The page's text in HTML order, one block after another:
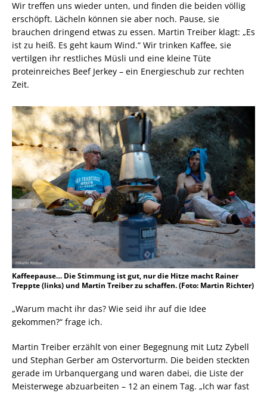
Wir treffen uns wieder unten, und finden die beiden völlig
erschöpft. Lächeln können sie aber noch. Pause, sie
brauchen dringend etwas zu essen. Martin Treiber klagt: „Es
ist zu heiß. Es geht kaum Wind.“ Wir trinken Kaffee, sie
vertilgen ihr restliches Müsli und eine kleine Tüte
proteinreiches Beef Jerkey – ein Energieschub zur rechten
Zeit.
Kaffeepause… Die Stimmung ist gut, nur die Hitze macht Rainer
Treppte (links) und Martin Treiber zu schaffen. (Foto: Martin Richter)
„Warum macht ihr das? Wie seid ihr auf die Idee
gekommen?“ frage ich.
Martin Treiber erzählt von einer Begegnung mit Lutz Zybell
und Stephan Gerber am Ostervorturm. Die beiden steckten
gerade im Urbanquergang und waren dabei, die Liste der
Meisterwege abzuarbeiten – 12 an einem Tag. „Ich war fast